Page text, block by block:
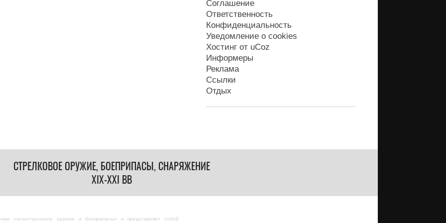
Соглашение
Ответственность
Конфиденциальность
Уведомление о cookies
Хостинг от uCoz
Информеры
Реклама
Ссылки
Отдых
СТРЕЛКОВОЕ ОРУЖИЕ, БОЕПРИПАСЫ, СНАРЯЖЕНИЕ
XIX-XXI ВВ
«огнестрельное оружие и боеприпасы» и представляет собой